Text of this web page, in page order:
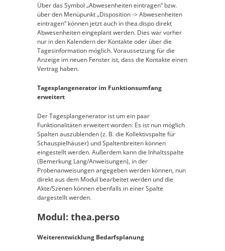
Über das Symbol „Abwesenheiten eintragen“ bzw.
über den Menüpunkt „Disposition -> Abwesenheiten
eintragen“ können jetzt auch in thea.dispo direkt
Abwesenheiten eingeplant werden. Dies war vorher
nur in den Kalendern der Kontakte oder über die
Tagesinformation möglich. Voraussetzung für die
Anzeige im neuen Fenster ist, dass die Kontakte einen
Vertrag haben.
Tagesplangenerator im Funktionsumfang
erweitert
Der Tagesplangenerator ist um ein paar
Funktionalitäten erweitert worden: Es ist nun möglich
Spalten auszublenden (z. B. die Kollektivspalte für
Schauspielhäuser) und Spaltenbreiten können
eingestellt werden. Außerdem kann die Inhaltsspalte
(Bemerkung Lang/Anweisungen), in der
Probenanweisungen angegeben werden können, nun
direkt aus dem Modul bearbeitet werden und die
Akte/Szenen können ebenfalls in einer Spalte
dargestellt werden.
Modul: thea.perso
Weiterentwicklung Bedarfsplanung